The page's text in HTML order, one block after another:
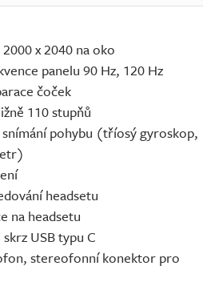
x 2040 na oko
panelu 90 Hz, 120 Hz
čoček
110 stupňů
snímání pohybu (tříosý gyroskop,
headsetu
na headsetu
USB typu C
stereofonní konektor pro